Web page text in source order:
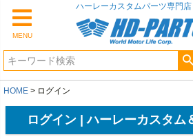
MENU
ハーレーカスタムパーツ専門店
HOME ログイン
ログイン | ハーレーカスタム